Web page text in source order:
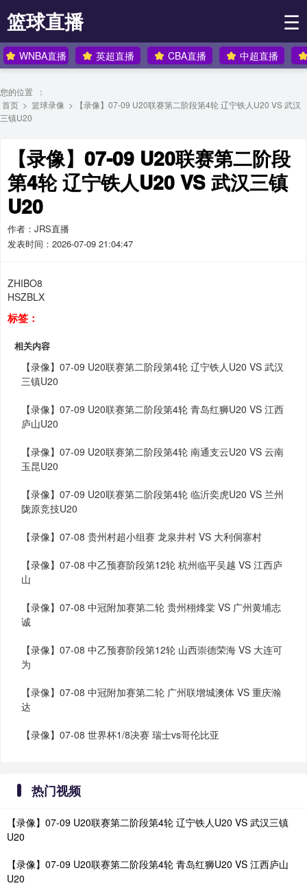
篮球直播 ☰
WNBA直播 英超直播 CBA直播 中超直播
您的位置 ：
首页 > 篮球录像 > 【录像】07-09 U20联赛第二阶段第4轮 辽宁铁人U20 VS 武汉
三镇U20
【录像】07-09 U20联赛第二阶段
第4轮 辽宁铁人U20 VS 武汉三镇
U20
作者：JRS直播
发表时间：2026-07-09 21:04:47
ZHIBO8
HSZBLX
标签：
相关内容
【录像】07-09 U20联赛第二阶段第4轮 辽宁铁人U20 VS 武汉
三镇U20
【录像】07-09 U20联赛第二阶段第4轮 青岛红狮U20 VS 江西
庐山U20
【录像】07-09 U20联赛第二阶段第4轮 南通支云U20 VS 云南
玉昆U20
【录像】07-09 U20联赛第二阶段第4轮 临沂奕虎U20 VS 兰州
陇原竞技U20
【录像】07-08 贵州村超小组赛 龙泉井村 VS 大利侗寨村
【录像】07-08 中乙预赛阶段第12轮 杭州临平吴越 VS 江西庐
山
【录像】07-08 中冠附加赛第二轮 贵州栩烽棠 VS 广州黄埔志
诚
【录像】07-08 中乙预赛阶段第12轮 山西崇德荣海 VS 大连可
为
【录像】07-08 中冠附加赛第二轮 广州联增城澳体 VS 重庆瀚
达
【录像】07-08 世界杯1/8决赛 瑞士vs哥伦比亚
热门视频
【录像】07-09 U20联赛第二阶段第4轮 辽宁铁人U20 VS 武汉三镇
U20
【录像】07-09 U20联赛第二阶段第4轮 青岛红狮U20 VS 江西庐山
U20